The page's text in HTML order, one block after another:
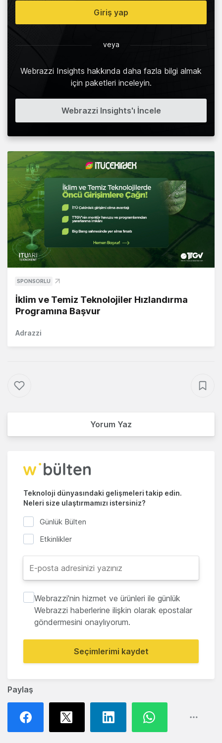
Paylaş
Giriş yap
veya
Webrazzi Insights hakkında daha fazla bilgi almak
için paketleri inceleyin.
Webrazzi Insights'ı İncele
SPONSORLU
İklim ve Temiz Teknolojiler Hızlandırma
Programına Başvur
Adrazzi
Yorum Yaz
Teknoloji dünyasındaki gelişmeleri takip edin.
Neleri size ulaştırmamızı istersiniz?
Günlük Bülten
Etkinlikler
Webrazzi'nin hizmet ve ürünleri ile günlük
Webrazzi haberlerine ilişkin olarak epostalar
göndermesini onaylıyorum.
Seçimlerimi kaydet